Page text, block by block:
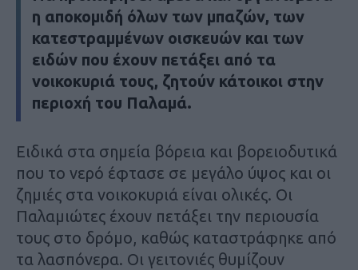
η αποκομιδή όλων των μπαζών, των
κατεστραμμένων οισκευών και των
ειδών που έχουν πετάξει από τα
νοικοκυριά τους, ζητούν κάτοικοι στην
περιοχή του Παλαμά.
Ειδικά στα σημεία βόρεια και βορειοδυτικά
που το νερό έφτασε σε μεγάλο ύψος και οι
ζημιές στα νοικοκυριά είναι ολικές. Οι
Παλαμιώτες έχουν πετάξει την περιουσία
τους στο δρόμο, καθώς καταστράφηκε από
τα λασπόνερα. Οι γειτονιές θυμίζουν